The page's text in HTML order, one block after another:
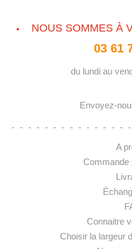
NOUS SOMMES À
03 61
du lundi au
Envoyez-
A
Commande
Connaitre
Choisir la largeur